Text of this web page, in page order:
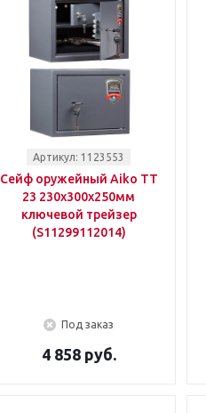
Артикул: 1123553
Сейф оружейный Aiko TT
23 230x300x250мм
ключевой трейзер
(S11299112014)
Под заказ
4 858 руб.